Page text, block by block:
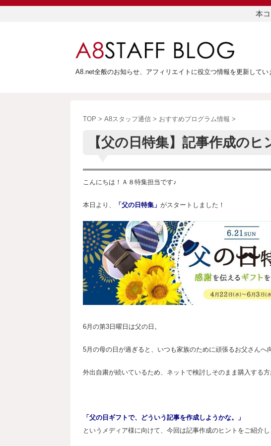
本
A8.net全般のお知らせ、アフィリエイトに役立つ情報を更新してい
TOP > A8スタッフ通信 > おすすめプログラム情報 >
【父の日特集】記事作成のヒ
こんにちは！Ａ８特集担当です♪
本日より、 「父の日特集」 がスタートしました！
6月の第3日曜日は父の日。
5月の母の日が過ぎると、いつも家族のために頑張るお父さんへ
外出自粛が続いているため、ネットで検討しそのまま購入する方
「父の日ギフトで、どういう記事を作成しようかな。」
というメディア様に向けて、今回は記事作成のヒントをご紹介し